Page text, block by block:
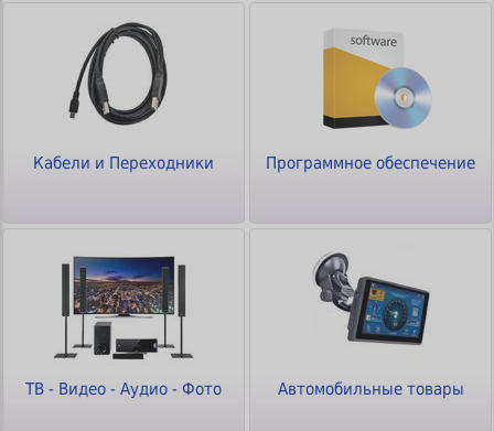
Кабели и Переходники Программное обеспечение
ТВ - Видео - Аудио - Фото Автомобильные товары